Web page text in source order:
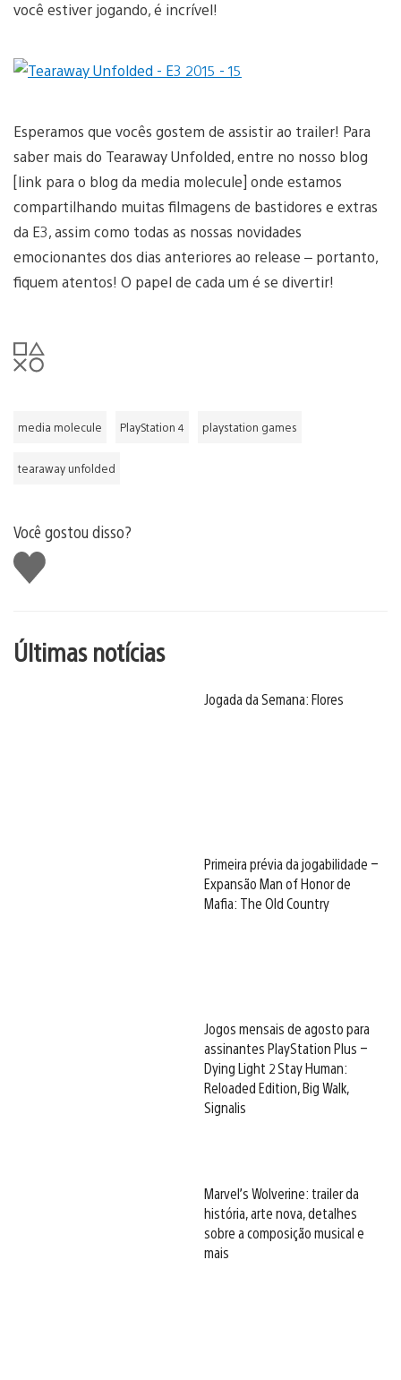
você estiver jogando, é incrível!
Esperamos que vocês gostem de assistir ao trailer! Para
saber mais do Tearaway Unfolded, entre no nosso blog
[link para o blog da media molecule] onde estamos
compartilhando muitas filmagens de bastidores e extras
da E3, assim como todas as nossas novidades
emocionantes dos dias anteriores ao release – portanto,
fiquem atentos! O papel de cada um é se divertir!
media molecule PlayStation 4 playstation games
tearaway unfolded
Você gostou disso?
Curtir
Últimas notícias
Jogada da Semana: Flores
Primeira prévia da jogabilidade –
Expansão Man of Honor de
Mafia: The Old Country
Jogos mensais de agosto para
assinantes PlayStation Plus –
Dying Light 2 Stay Human:
Reloaded Edition, Big Walk,
Signalis
Marvel’s Wolverine: trailer da
história, arte nova, detalhes
sobre a composição musical e
mais